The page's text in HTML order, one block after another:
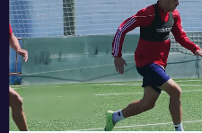
Une société de :